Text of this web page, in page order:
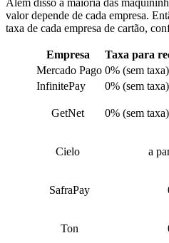
Al ém disso a maioria das
valor depende de cada empresa.
taxa de cada empresa de cartão,
Empresa
Taxa para
Mercado Pago 0% (sem taxa)
InfinitePay
0% (sem taxa)
GetNet 0% (sem taxa)
Cielo a
SafraPay
Ton